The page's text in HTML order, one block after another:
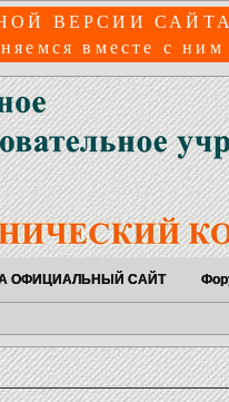
ВЕРСИИ
вместе с ним
ОФИЦИАЛЬНЫЙ САЙТ